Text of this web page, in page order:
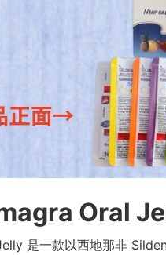
Oral
是一款以西地那非